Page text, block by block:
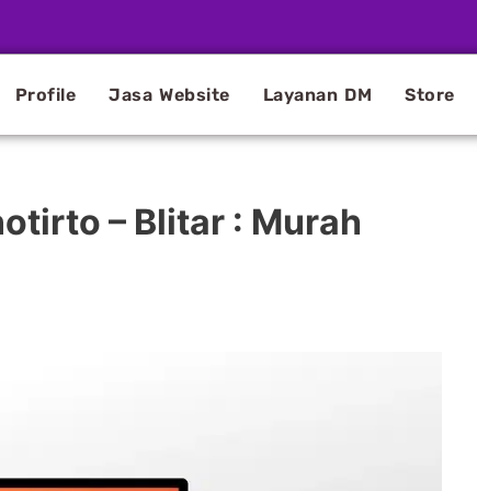
Profile Jasa Website Layanan DM Store
– Blitar : Murah